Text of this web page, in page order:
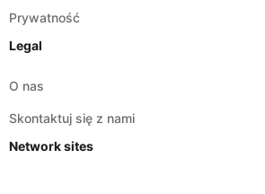
Prywatność
Legal
O nas
Skontaktuj się z nami
Network sites